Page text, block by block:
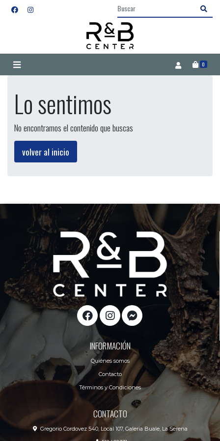
0
Lo sentimos
No encontramos el contenido que buscas
volver al inicio
INFORMACIÓN
Quiénes somos
Contacto
Términos y Condiciones
CONTACTO
Gregorio Cordovez 540, Local 107, Galeria Buale, La Serena